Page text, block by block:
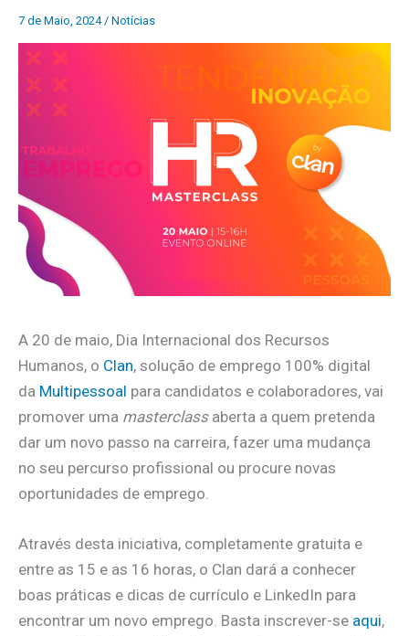
7 de Maio, 2024 / Notícias
A 20 de maio, Dia Internacional dos Recursos
Humanos, o Clan, solução de emprego 100% digital
da Multipessoal para candidatos e colaboradores, vai
promover uma masterclassaberta a quem pretenda
dar um novo passo na carreira, fazer uma mudança
no seu percurso profissional ou procure novas
oportunidades de emprego.
Através desta iniciativa, completamente gratuita e
entre as 15 e as 16 horas, o Clan dará a conhecer
boas práticas e dicas de currículo e LinkedIn para
encontrar um novo emprego. Basta inscrever-se aqui,